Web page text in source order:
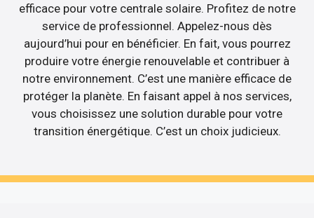
efficace pour votre centrale solaire. Profitez de notre
service de professionnel. Appelez-nous dès
aujourd’hui pour en bénéficier. En fait, vous pourrez
produire votre énergie renouvelable et contribuer à
notre environnement. C’est une manière efficace de
protéger la planète. En faisant appel à nos services,
vous choisissez une solution durable pour votre
transition énergétique. C’est un choix judicieux.